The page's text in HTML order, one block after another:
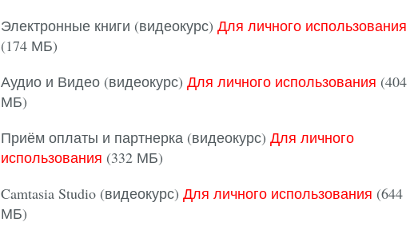
Электронные книги (видеокурс) Для личного использования
(174 МБ)
Аудио и Видео (видеокурс) Для личного использования (404
МБ)
Приём оплаты и партнерка (видеокурс) Для личного
использования (332 МБ)
Camtasia Studio (видеокурс) Для личного использования (644
МБ)